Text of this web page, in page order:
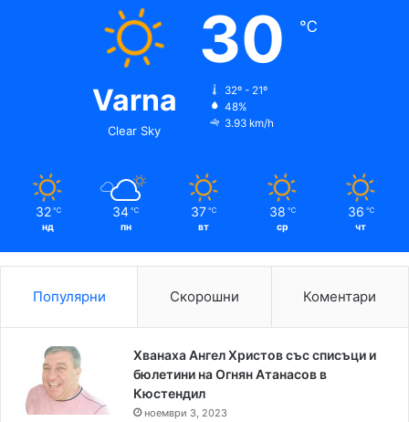
Varna
Clear Sky
30 ℃
32º - 21º
48%
3.93 km/h
32 ℃
нд
34 ℃
пн
37 ℃
вт
38 ℃
ср
36 ℃
чт
Популярни Скорошни Коментари
Хванаха Ангел Христов със списъци и
бюлетини на Огнян Атанасов в
Кюстендил
ноември 3, 2023